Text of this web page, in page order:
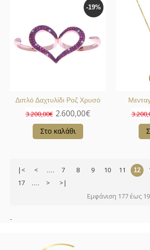
-19%
Διπλό Δαχτυλίδι Ροζ Χρυσό
3.200,00€ 2.600,00€
Στο καλάθι
|< < .... 7 8 9 10 11 12
17
.... >
>|
Εμφάνιση 177 έως
-